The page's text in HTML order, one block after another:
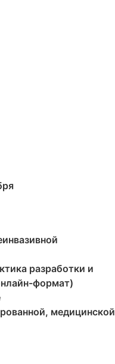
разработки и
формат)
медицинской